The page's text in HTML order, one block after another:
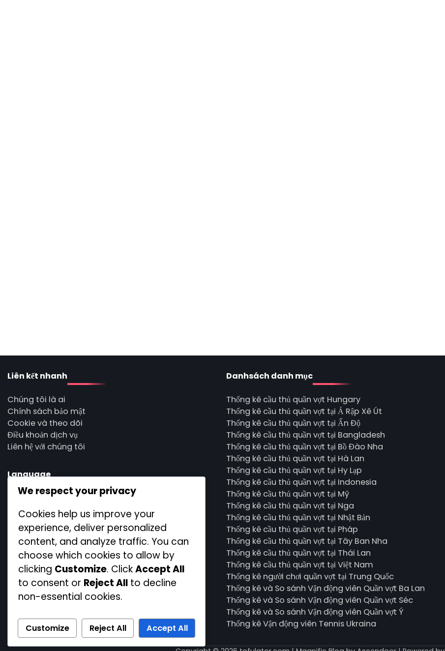
Liên kết nhanh
Chúng tôi là ai
Chính sách bảo mật
Cookie và theo dõi
Điều khoản dịch vụ
Liên hệ với chúng tôi
Language
Danhsách danh mục
Thống kê cầu thủ quần vợt Hungary
Thống kê cầu thủ quần vợt tại Ả Rập Xê Út
Thống kê cầu thủ quần vợt tại Ấn Độ
Thống kê cầu thủ quần vợt tại Bangladesh
Thống kê cầu thủ quần vợt tại Bồ Đào Nha
Thống kê cầu thủ quần vợt tại Hà Lan
Thống kê cầu thủ quần vợt tại Hy Lạp
Thống kê cầu thủ quần vợt tại Indonesia
Thống kê cầu thủ quần vợt tại Mỹ
Thống kê cầu thủ quần vợt tại Nga
Thống kê cầu thủ quần vợt tại Nhật Bản
Thống kê cầu thủ quần vợt tại Pháp
Thống kê cầu thủ quần vợt tại Tây Ban Nha
Thống kê cầu thủ quần vợt tại Thái Lan
Thống kê cầu thủ quần vợt tại Việt Nam
Thống kê người chơi quần vợt tại Trung Quốc
Thống kê và So sánh Vận động viên Quần vợt Ba Lan
Thống kê và So sánh Vận động viên Quần vợt Séc
Thống kê và So sánh Vận động viên Quần vợt Ý
Thống kê Vận động viên Tennis Ukraina
We respect your privacy
Cookies help us improve your
experience, deliver personalized
content, and analyze traffic. You can
choose which cookies to allow by
clicking Customize. ClickAccept All
to consent or Reject All to decline
non-essential cookies.
Customize Reject All Accept All